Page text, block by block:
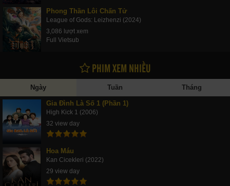
Phong Thần Lôi Chấn Tử
League of Gods: Leizhenzi (2024)
3,086 lượt xem
Full Vietsub
PHIM XEM NHIỀU
Ngày Tuần Tháng
Gia Đình Là Số 1 (Phần 1)
High Kick 1 (2006)
32 view day
Hoa Máu
Kan Cicekleri (2022)
29 view day